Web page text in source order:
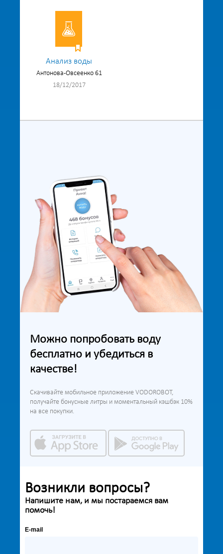
Анализ воды
Антонова-Овсеенко 61
18/12/2017
Можно попробовать воду
бесплатно и убедиться в
качестве!
Скачивайте мобильное приложение VODOROBOT,
получайте бонусные литры и моментальный кэшбэк 10%
на все покупки.
Возникли вопросы?
Напишите нам, и мы постараемся вам
помочь!
E-mail